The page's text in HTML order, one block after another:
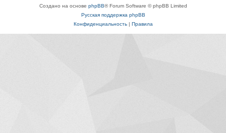
Создано на основе phpBB® Forum Software © phpBB Limited
Русская поддержка phpBB
Конфиденциальность| Правила